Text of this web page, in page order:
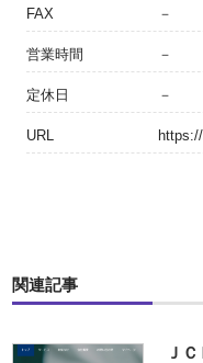
FAX －
営業時間 －
定休日 －
URL
関連記事
Ｊ